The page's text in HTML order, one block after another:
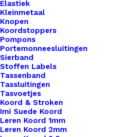
Elastiek
Kleinmetaal
Knopen
Koordstoppers
Pompons
Portemonneesluitingen
Sierband
Stoffen Labels
Tassenband
Tassluitingen
Tasvoetjes
Koord & Stroken
Imi Suede Koord
Leren Koord 1mm
Leren Koord 2mm